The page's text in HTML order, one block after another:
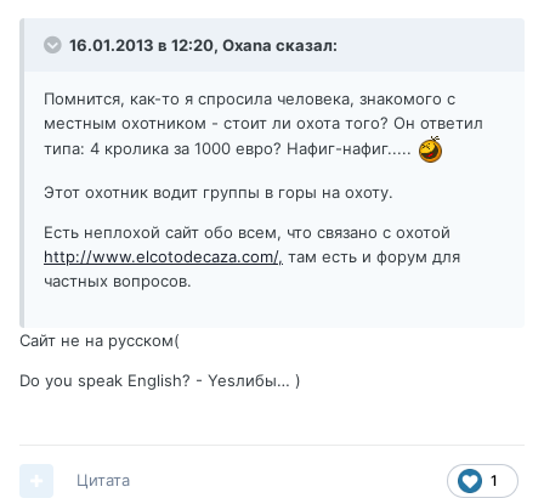
16.01.2013 в 12:20, Oxana сказал:
Помнится, как-то я спросила человека, знакомого с
местным охотником - стоит ли охота того? Он ответил
типа: 4 кролика за 1000 евро? Нафиг-нафиг.....
Этот охотник водит группы в горы на охоту.
Есть неплохой сайт обо всем, что связано с охотой
http://www.elcotodecaza.com/, там есть и форум для
частных вопросов.
Сайт не на русском(
Do you speak English? - Yesлибы… )
1
Цитата